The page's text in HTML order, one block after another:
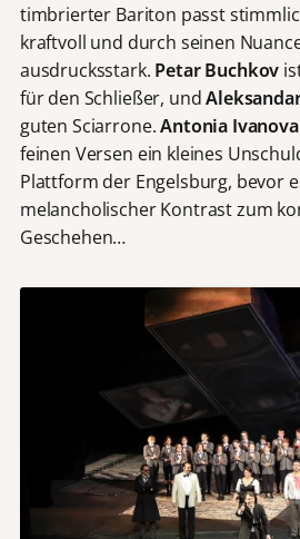
timbrierter Bariton passt
kraftvoll und durch seinen
ausdrucksstark. Petar Buchkov
für den Schließer, und
guten Sciarrone.Antonia Ivanova
feinen Versen ein kleines
Plattform der Engelsburg, bevor
melancholischer Kontrast zum
Geschehen…